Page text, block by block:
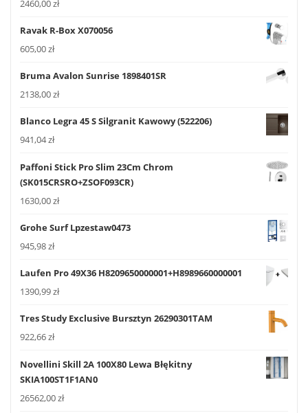
2460,00zł
Ravak R-Box X070056
605,00zł
Bruma Avalon Sunrise 1898401SR
2138,00zł
Blanco Legra 45 S Silgranit Kawowy (522206)
941,04zł
Paffoni Stick Pro Slim 23Cm Chrom
(SK015CRSRO+ZSOF093CR)
1630,00zł
Grohe Surf Lpzestaw0473
945,98zł
Laufen Pro 49X36 H8209650000001+H8989660000001
1390,99zł
Tres Study Exclusive Bursztyn 26290301TAM
922,66zł
Novellini Skill 2A 100X80 Lewa Błękitny
SKIA100ST1F1AN0
26562,00zł